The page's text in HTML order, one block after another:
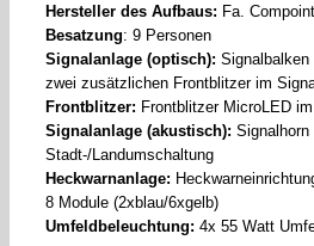
Hersteller des Aufbaus: Fa.
Besatzung: 9 Personen
Signalanlage (optisch):
zwei zusätzlichen Frontblitzer im
Frontblitzer: Frontblitzer MicroLED im
Signalanlage (akustisch): Signalhorn
Stadt-/Landumschaltung
Heckwarnanlage:
8 Module (2xblau/6xgelb)
Umfeldbeleuchtung: 4x 55 Watt